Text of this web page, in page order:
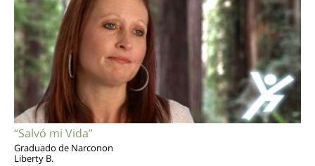
“Salvó mi Vida”
Graduado de Narconon
Liberty B.